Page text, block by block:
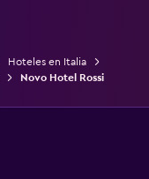
Hoteles en Italia
Novo Hotel Rossi